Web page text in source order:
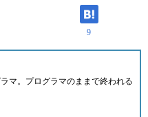
9
マ。プログラマのままで終われる